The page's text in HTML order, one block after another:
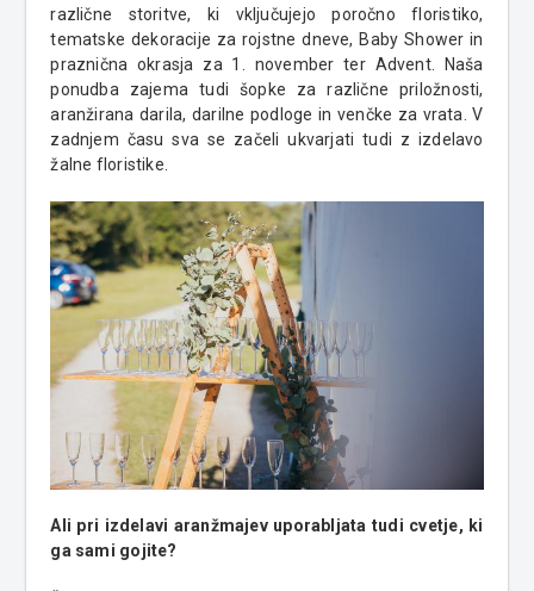
različne storitve, ki vključujejo poročno floristiko,
tematske dekoracije za rojstne dneve, Baby Shower in
praznična okrasja za 1. november ter Advent. Naša
ponudba zajema tudi šopke za različne priložnosti,
aranžirana darila, darilne podloge in venčke za vrata. V
zadnjem času sva se začeli ukvarjati tudi z izdelavo
žalne floristike.
Ali pri izdelavi aranžmajev uporabljata tudi cvetje, ki
ga sami gojite?